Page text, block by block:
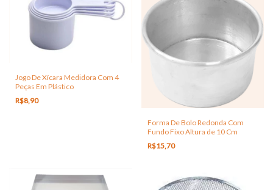
Jogo De Xícara Medidora Com 4
Peças Em Plástico
R$8,90
Forma De Bolo Redonda Com
Fundo Fixo Altura de 10 Cm
R$15,70